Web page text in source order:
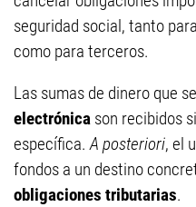
seguridad social, tanto
como para terceros.
Las sumas de dinero que
electrónica son recibidos
específica.A posteriori, el
fondos a un destino
obligaciones tributarias.